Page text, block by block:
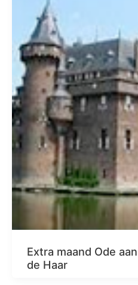
Extra maand Ode
de Haar